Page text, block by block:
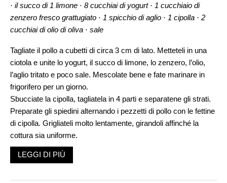
· il succo di 1 limone · 8 cucchiai di yogurt · 1 cucchiaio di
zenzero fresco grattugiato · 1 spicchio di aglio · 1 cipolla · 2
cucchiai di olio di oliva · sale
Tagliate il pollo a cubetti di circa 3 cm di lato. Metteteli in una
ciotola e unite lo yogurt, il succo di limone, lo zenzero, l’olio,
l’aglio tritato e poco sale. Mescolate bene e fate marinare in
frigorifero per un giorno.
Sbucciate la cipolla, tagliatela in 4 parti e separatene gli strati.
Preparate gli spiedini alternando i pezzetti di pollo con le fettine
di cipolla. Grigliateli molto lentamente, girandoli affinché la
cottura sia uniforme.
LEGGI DI PIÙ